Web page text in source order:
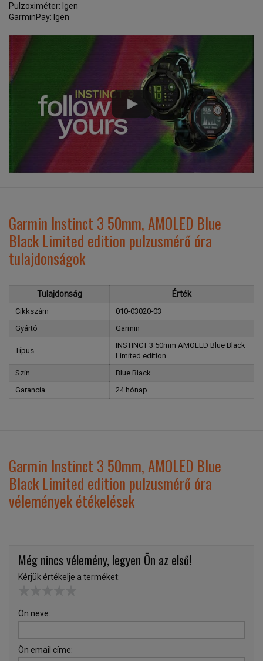
Pulzoximéter: Igen
GarminPay: Igen
Garmin Instinct 3 50mm, AMOLED Blue
Black Limited edition pulzusmérő óra
tulajdonságok
Tulajdonság Érték
Cikkszám
010-03020-03
Gyártó
Garmin
Típus
INSTINCT 3 50mm AMOLED Blue Black
Limited edition
Szín
Blue Black
Garancia
24 hónap
Garmin Instinct 3 50mm, AMOLED Blue
Black Limited edition pulzusmérő óra
vélemények étékelések
Még nincs vélemény, legyen Ön az első!
Kérjük értékelje a terméket:
Ön neve:
Ön email címe: